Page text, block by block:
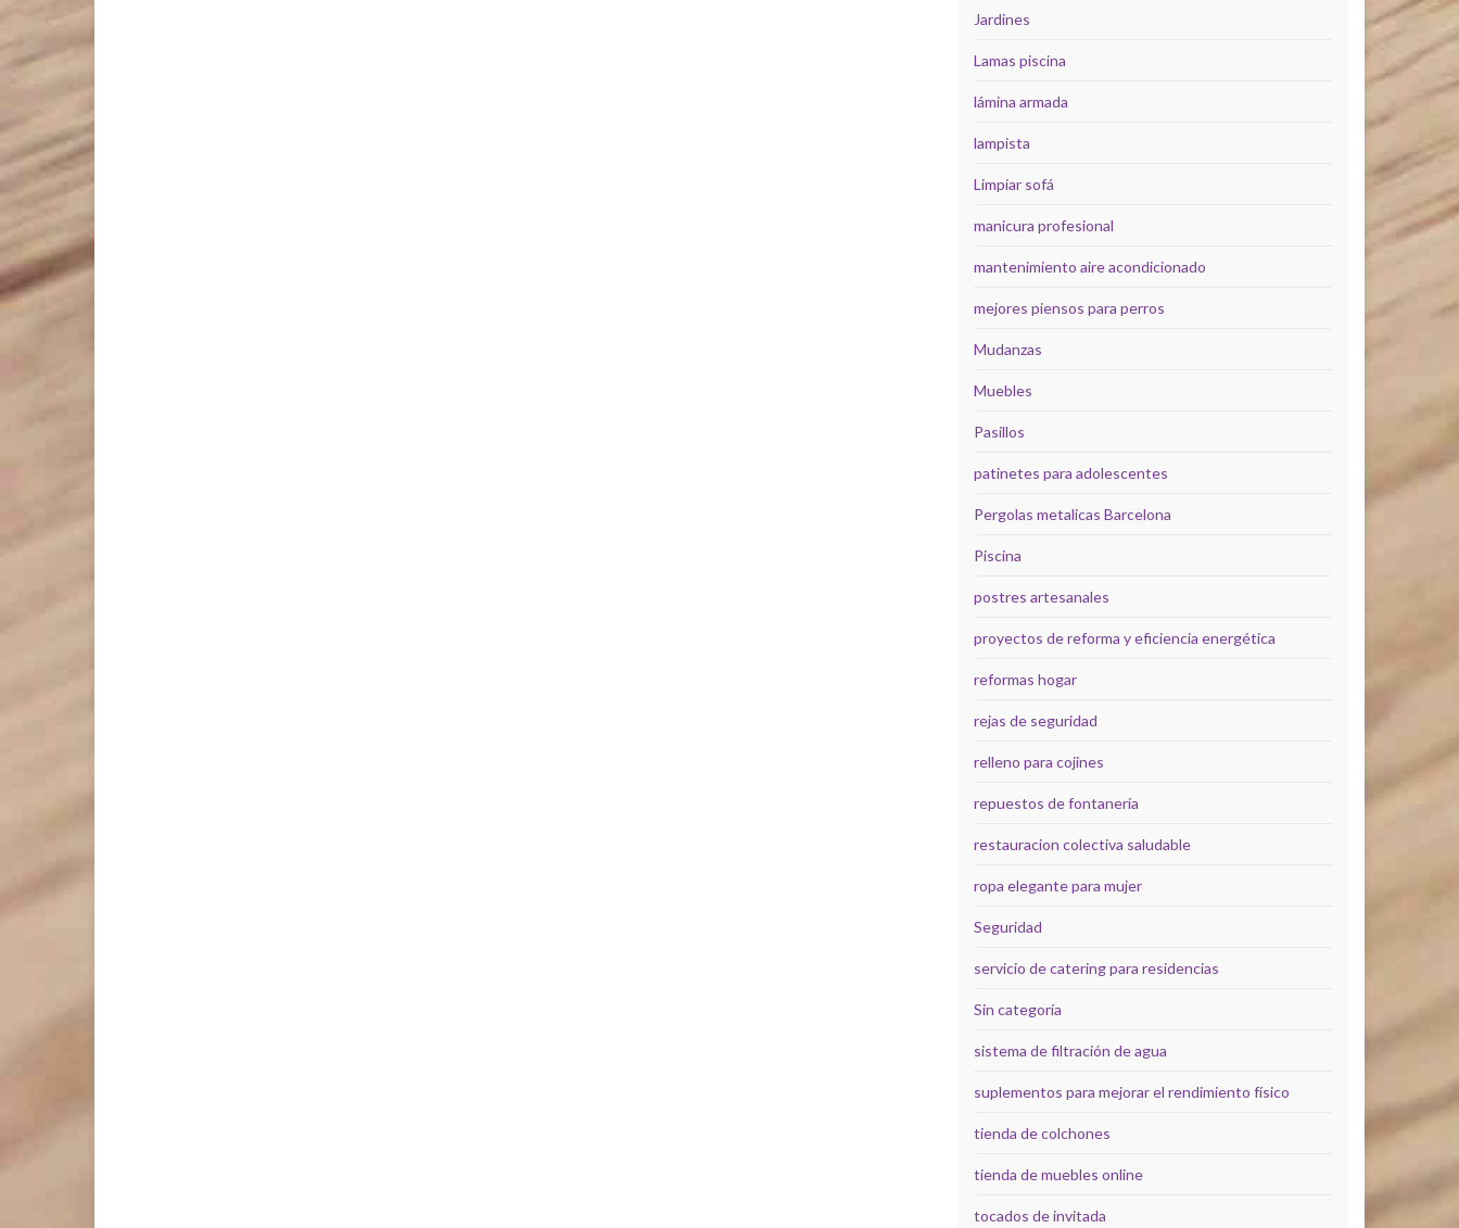
Jardines
Lamas piscina
lámina armada
lampista
Limpiar sofá
manicura profesional
mantenimiento aire acondicionado
mejores piensos para perros
Mudanzas
Muebles
Pasillos
patinetes para adolescentes
Pergolas metalicas Barcelona
Piscina
postres artesanales
proyectos de reforma y eficiencia energética
reformas hogar
rejas de seguridad
relleno para cojines
repuestos de fontanería
restauracion colectiva saludable
ropa elegante para mujer
Seguridad
servicio de catering para residencias
Sin categoría
sistema de filtración de agua
suplementos para mejorar el rendimiento físico
tienda de colchones
tienda de muebles online
tocados de invitada